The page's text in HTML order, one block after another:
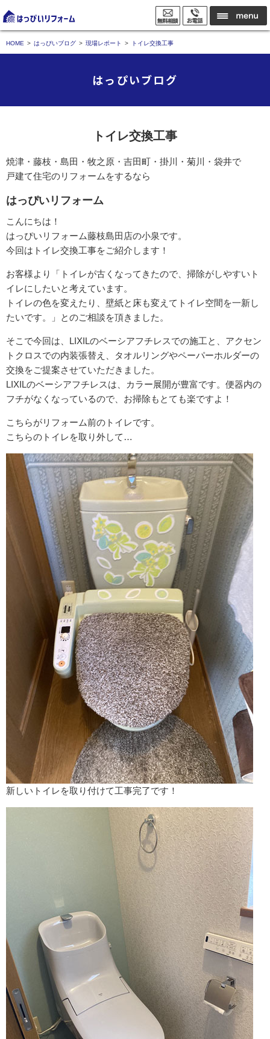
HOME はっぴいブログ 現場レポート トイレ交換工事
はっぴいブログ
トイレ交換工事
焼津・藤枝・島田・牧之原・吉田町・掛川・菊川・袋井で
戸建て住宅のリフォームをするなら
はっぴいリフォーム
こんにちは！
はっぴいリフォーム藤枝島田店の小泉です。
今回はトイレ交換工事をご紹介します！
お客様より「トイレが古くなってきたので、掃除がしやすいト
イレにしたいと考えています。
トイレの色を変えたり、壁紙と床も変えてトイレ空間を一新し
たいです。」とのご相談を頂きました。
そこで今回は、LIXILのベーシアフチレスでの施工と、アクセン
トクロスでの内装張替え、タオルリングやペーパーホルダーの
交換をご提案させていただきました。
LIXILのベーシアフチレスは、カラー展開が豊富です。便器内の
フチがなくなっているので、お掃除もとても楽ですよ！
こちらがリフォーム前のトイレです。
こちらのトイレを取り外して…
新しいトイレを取り付けて工事完了です！